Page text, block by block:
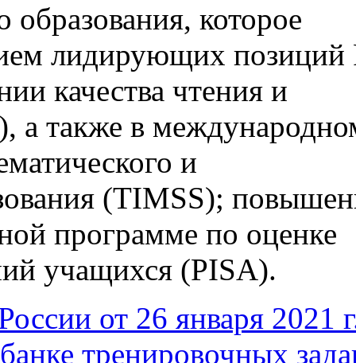
которое
лидирующих
качества чтения и
а также в
и
(TIMSS);
программе по оценке
учащихся (PISA).
от 26 января 2021
тренировочных